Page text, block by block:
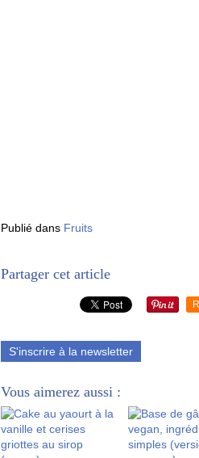
Publié dans Fruits
Partager cet article
S'inscrire à la newsletter
Vous aimerez aussi :